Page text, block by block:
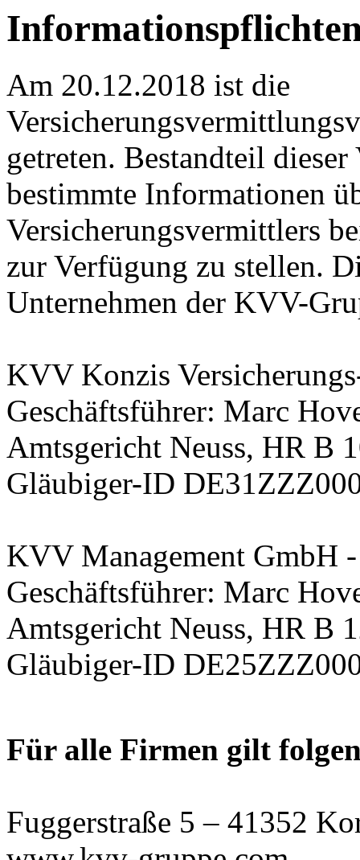
Am 20.12.2018 ist die
getreten. Bestandteil
bestimmte Informationen
Versicherungsvermittlers
zur Verfügung zu stellen.
Unternehmen der KVV-
KVV Konzis
Geschäftsführer: Marc
Amtsgericht Neuss, HR B
Gläubiger-ID
KVV Management GmbH
Geschäftsführer: Marc
Amtsgericht Neuss, HR B
Gläubiger-ID
Für alle Firmen gilt
Fuggerstraße 5 – 41352